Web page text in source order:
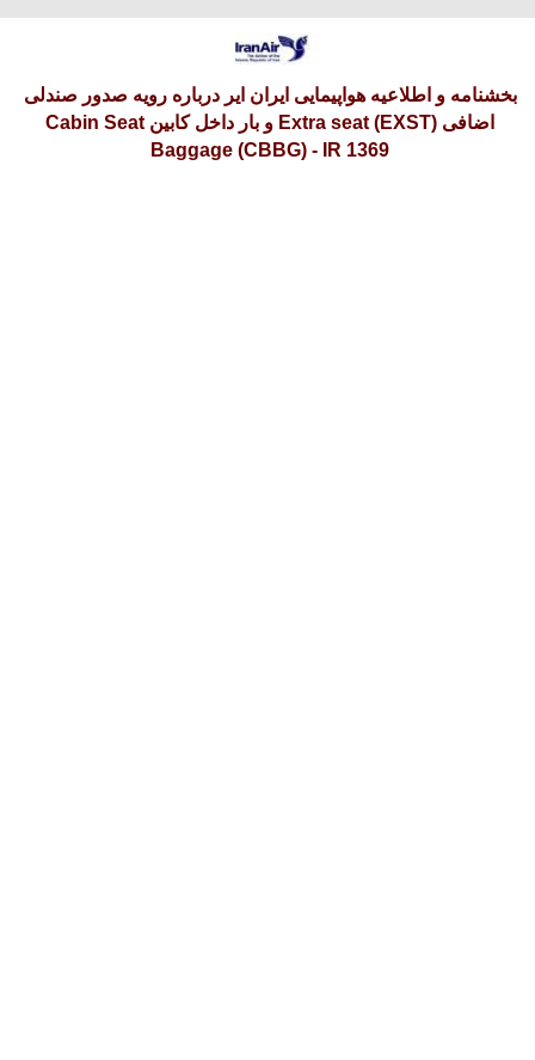
بخشنامه و اطلاعیه هواپیمایی ایران ایر درباره رویه صدور صندلی
اضافی Extra seat (EXST) و بار داخل کابین Cabin Seat
Baggage (CBBG) - IR 1369